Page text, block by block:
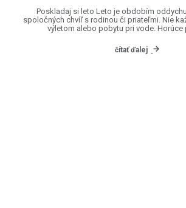
Poskladaj si leto Leto je obdobím
spoločných chvíľ s rodinou či priateľmi. Nie
výletom alebo pobytu pri vode. Horúce
čítať ďalej